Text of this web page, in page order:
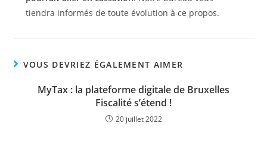
tiendra informés de toute évolution à ce propos.
VOUS DEVRIEZ ÉGALEMENT AIMER
MyTax : la plateforme digitale de Bruxelles
Fiscalité s’étend !
20 juillet 2022